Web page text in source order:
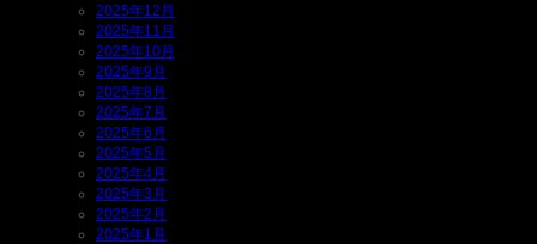
2025年12月
2025年11月
2025年10月
2025年9月
2025年8月
2025年7月
2025年6月
2025年5月
2025年4月
2025年3月
2025年2月
2025年1月